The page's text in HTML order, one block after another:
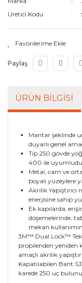
Üretici Kodu
Paylaş
ÜRÜN BILGISI
Mantar şeklinde
duyarlı genel
Tip 250 gövde
400 ile
Metal, cam ve
boyalı yüzeylere
Akrilik
enerjisine sahip
Ek kapılarda,
döşemelerinde,
mekan
3M™ Dual Lock™
propilenden yeniden
amaçlı akrilik
Kapatılabilen Bant
karede 250 uç